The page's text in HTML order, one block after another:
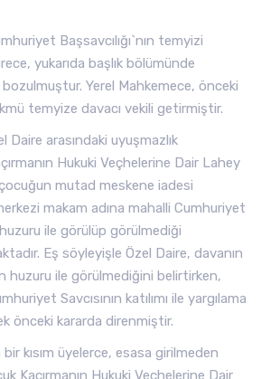
Başsavcılığı`nın temyizi
yukarıda başlık bölümünde
Yerel Mahkemece, önceki
temyize davacı vekili getirmiştir.
Daire arasındaki uyuşmazlık
Hukuki Veçhelerine Dair Lahey
mutad meskene iadesi
makam adına mahalli Cumhuriyet
huzuru ile görülüp görülmediği
Eş söyleyişle Özel Daire, davanın
huzuru ile görülmediğini belirtirken,
Savcısının katılımı ile yargılama
önceki kararda direnmiştir.
bir kısım üyelerce, esasa girilmeden
Kaçırmanın Hukuki Veçhelerine Dair